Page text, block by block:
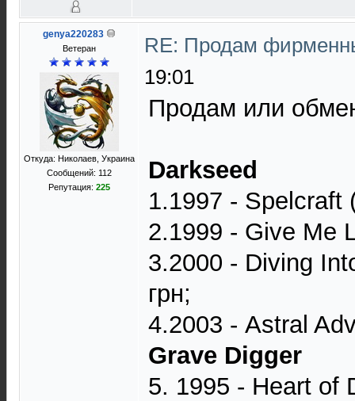
genya220283
Ветеран
Откуда: Николаев, Украина
Сообщений: 112
Репутация: 225
RE: Продам
19:01
Продам или
Darkseed
1.1997 - Spelcraft
2.1999 - Give Me
3.2000 - Diving
грн;
4.2003 - Astral
Grave Digger
5. 1995 - Heart of